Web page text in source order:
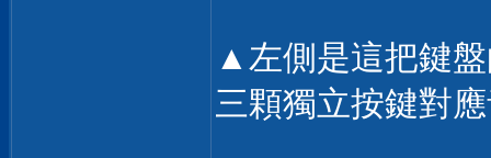
▲左側是這把鍵
三顆獨立按鍵對